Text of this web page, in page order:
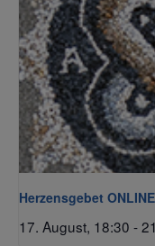
Herzensgebet
17. August, 18:30 -